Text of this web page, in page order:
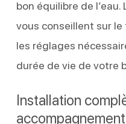
bon équilibre de l’eau.
vous conseillent sur
les réglages
durée de vie de votre
Installation
accompagnement